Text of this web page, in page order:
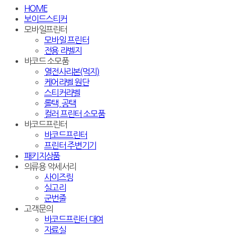
HOME
보이드스티커
모바일프린터
모바일 프린터
전용 라벨지
바코드 소모품
열전사리본(먹지)
케어라벨 원단
스티커라벨
롤택, 공택
컬러 프린터 소모품
바코드프린터
바코드프린터
프린터 주변기기
패키지상품
의류용 악세서리
사이즈링
실고리
군번줄
고객문의
바코드프린터 대여
자료실